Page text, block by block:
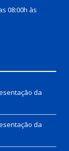
08:00h às
da
da